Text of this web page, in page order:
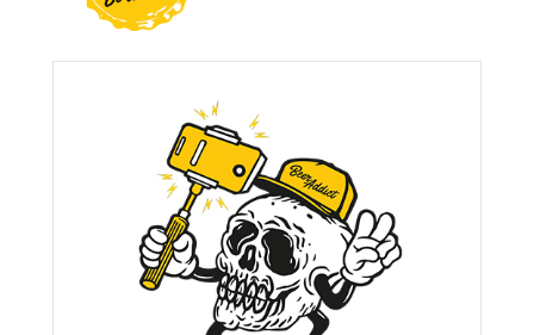

NOS PRODUITS
Nouveautés
Nos Bières